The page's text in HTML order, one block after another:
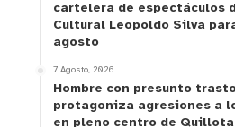
cartelera de espectáculos
Cultural Leopoldo Silva
agosto
7 Agosto, 2026
Hombre con presunto
protagoniza agresiones a
en pleno centro de Quillota